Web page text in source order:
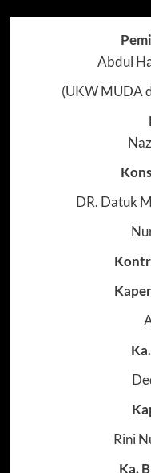
Abdul
(UKW MUDA
DR. Datuk
Rini
Ka.